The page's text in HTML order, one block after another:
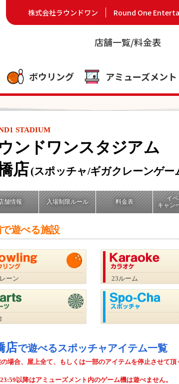
株式会社ラウンドワン Round One
店舗一覧/料金表
ボウリング アミューズメント
STADIUM
ンドワンスタジアム
店 (スポッチャ/ギガクレーンゲー
舗情報 入場制限ルール 料金表
イ
キャン
遊べる施設
ーン 23ルーム
店で遊べるスポッチャアイテム一覧
場合、屋上全て、もしくは一部のアイテムを停止させて
以降はアミューズメント内のゲーム機は遊べません。